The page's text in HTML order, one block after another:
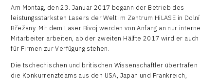
Am Montag, den 23. Januar 2017 begann der Betrieb des
leistungsstärksten Lasers der Welt im Zentrum HiLASE in Dolní
Břežany. Mit dem Laser Bivoj werden von Anfang an nur interne
Mitarbeiter arbeiten, ab der zweiten Hälfte 2017 wird er auch
für Firmen zur Verfügung stehen.
Die tschechischen und britischen Wissenschaftler übertrafen
die Konkurrenzteams aus den USA, Japan und Frankreich,